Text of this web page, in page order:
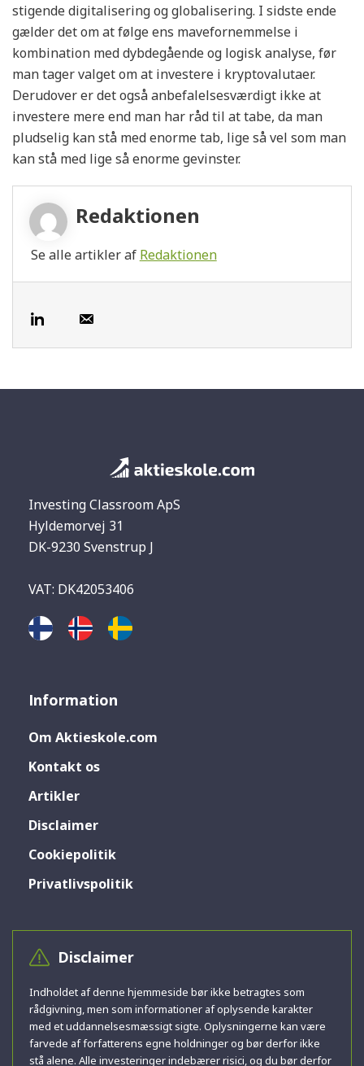
stigende digitalisering og globalisering. I sidste ende
gælder det om at følge ens mavefornemmelse i
kombination med dybdegående og logisk analyse, før
man tager valget om at investere i kryptovalutaer.
Derudover er det også anbefalelsesværdigt ikke at
investere mere end man har råd til at tabe, da man
pludselig kan stå med enorme tab, lige så vel som man
kan stå med lige så enorme gevinster.
Redaktionen
Se alle artikler af Redaktionen
Investing Classroom ApS
Hyldemorvej 31
DK-9230 Svenstrup J
VAT: DK42053406
Information
Om Aktieskole.com
Kontakt os
Artikler
Disclaimer
Cookiepolitik
Privatlivspolitik
Disclaimer
Indholdet af denne hjemmeside bør ikke betragtes som
rådgivning, men som informationer af oplysende karakter
med et uddannelsesmæssigt sigte. Oplysningerne kan være
farvede af forfatterens egne holdninger og bør derfor ikke
stå alene. Alle investeringer indebærer risici, og du bør derfor